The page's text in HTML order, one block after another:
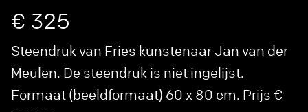
€ 325
Steendruk van Fries kunstenaar Jan van der
Meulen. De steendruk is niet ingelijst.
Formaat (beeldformaat) 60 x 80 cm. Prijs €